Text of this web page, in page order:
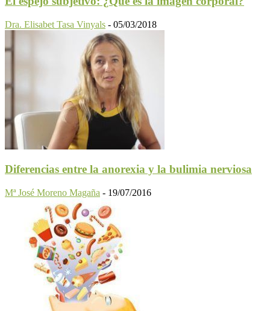
Dra. Elisabet Tasa Vinyals - 05/03/2018
Diferencias entre la anorexia y la bulimia nerviosa
Mª José Moreno Magaña - 19/07/2016